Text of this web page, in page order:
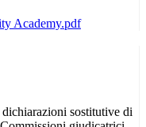
sostitutive di